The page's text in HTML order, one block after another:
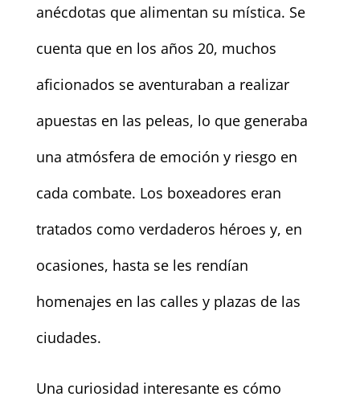
anécdotas que alimentan su mística. Se
cuenta que en los años 20, muchos
aficionados se aventuraban a realizar
apuestas en las peleas, lo que generaba
una atmósfera de emoción y riesgo en
cada combate. Los boxeadores eran
tratados como verdaderos héroes y, en
ocasiones, hasta se les rendían
homenajes en las calles y plazas de las
ciudades.
Una curiosidad interesante es cómo